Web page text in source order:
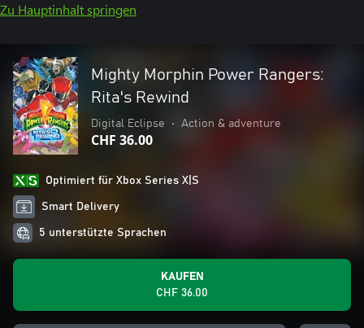
Zu Hauptinhalt springen
Mighty Morphin Power Rangers:
Rita's Rewind
Digital Eclipse • Action & adventure
CHF 36.00
Optimiert für Xbox Series X|S
Smart Delivery
5 unterstützte Sprachen
KAUFEN
CHF 36.00